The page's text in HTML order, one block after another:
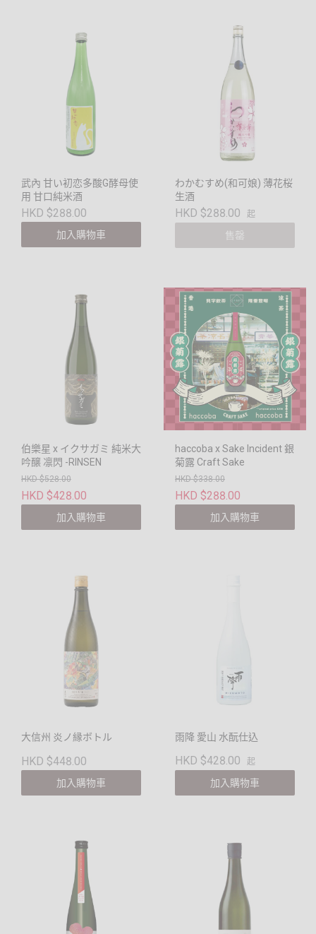
武內 甘い初恋多酸G酵母使
用 甘口純米酒
HKD $288.00
加入購物車
わかむすめ(和可娘) 薄花桜
生酒
HKD $288.00 起
售罄
伯樂星 x イクサガミ 純米大
吟醸 凛閃 -RINSEN
HKD $528.00
HKD $428.00
加入購物車
haccoba x Sake Incident 銀
菊露 Craft Sake
HKD $338.00
HKD $288.00
加入購物車
大信州 炎ノ縁ボトル
HKD $448.00
加入購物車
雨降 愛山 水酛仕込
HKD $428.00 起
加入購物車